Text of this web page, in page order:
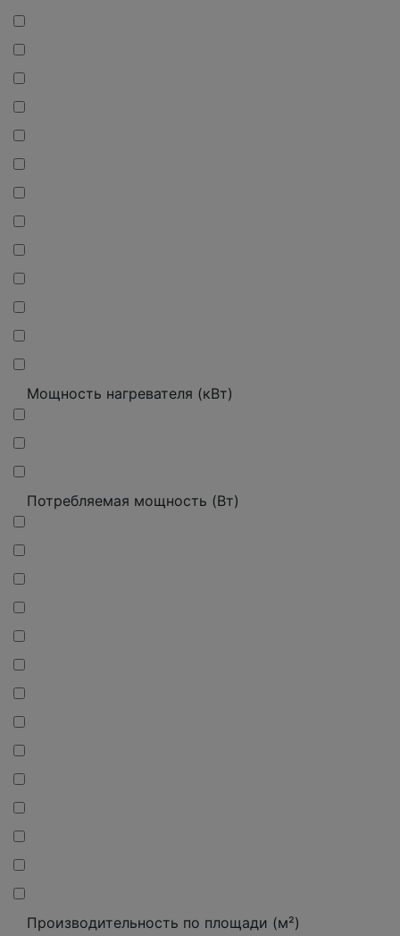
Мощность нагревателя (кВт)
Потребляемая мощность (Вт)
Производительность по площади (м²)